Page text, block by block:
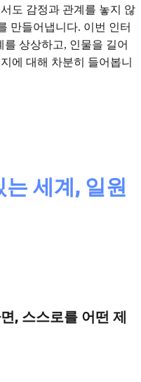
도 감정과 관계를 놓지 않
만들어냅니다. 이번 인터
상상하고, 인물을 길어
에 대해 차분히 들어봅니
세계, 일원
, 스스로를 어떤 제